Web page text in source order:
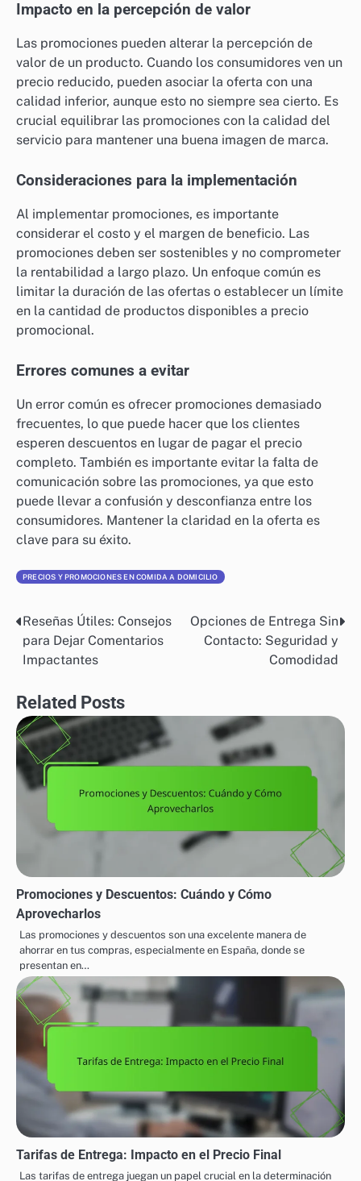
Impacto en la percepción de valor
Las promociones pueden alterar la percepción de
valor de un producto. Cuando los consumidores ven un
precio reducido, pueden asociar la oferta con una
calidad inferior, aunque esto no siempre sea cierto. Es
crucial equilibrar las promociones con la calidad del
servicio para mantener una buena imagen de marca.
Consideraciones para la implementación
Al implementar promociones, es importante
considerar el costo y el margen de beneficio. Las
promociones deben ser sostenibles y no comprometer
la rentabilidad a largo plazo. Un enfoque común es
limitar la duración de las ofertas o establecer un límite
en la cantidad de productos disponibles a precio
promocional.
Errores comunes a evitar
Un error común es ofrecer promociones demasiado
frecuentes, lo que puede hacer que los clientes
esperen descuentos en lugar de pagar el precio
completo. También es importante evitar la falta de
comunicación sobre las promociones, ya que esto
puede llevar a confusión y desconfianza entre los
consumidores. Mantener la claridad en la oferta es
clave para su éxito.
PRECIOS Y PROMOCIONES EN COMIDA A DOMICILIO
Post
navigation
Reseñas Útiles: Consejos
para Dejar Comentarios
Impactantes
Opciones de Entrega Sin
Contacto: Seguridad y
Comodidad
Related Posts
Promociones y Descuentos: Cuándo y Cómo
Aprovecharlos
Las promociones y descuentos son una excelente manera de
ahorrar en tus compras, especialmente en España, donde se
presentan en…
Tarifas de Entrega: Impacto en el Precio Final
Las tarifas de entrega juegan un papel crucial en la determinación